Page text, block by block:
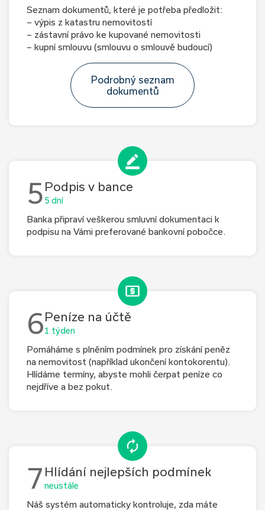
Seznam dokumentů, které je potřeba předložit:
– výpis z katastru nemovitostí
– zástavní právo ke kupované nemovitosti
– kupní smlouvu (smlouvu o smlouvě budoucí)
Podrobný seznam
dokumentů
5 Podpis v bance
5 dní
Banka připraví veškerou smluvní dokumentaci k
podpisu na Vámi preferované bankovní pobočce.
6Peníze na účtě
1 týden
Pomáháme s plněním podmínek pro získání peněz
na nemovitost (například ukončení kontokorentu).
Hlídáme termíny, abyste mohli čerpat peníze co
nejdříve a bez pokut.
7 Hlídání nejlepších podmínek
neustále
Náš systém automaticky kontroluje, zda máte